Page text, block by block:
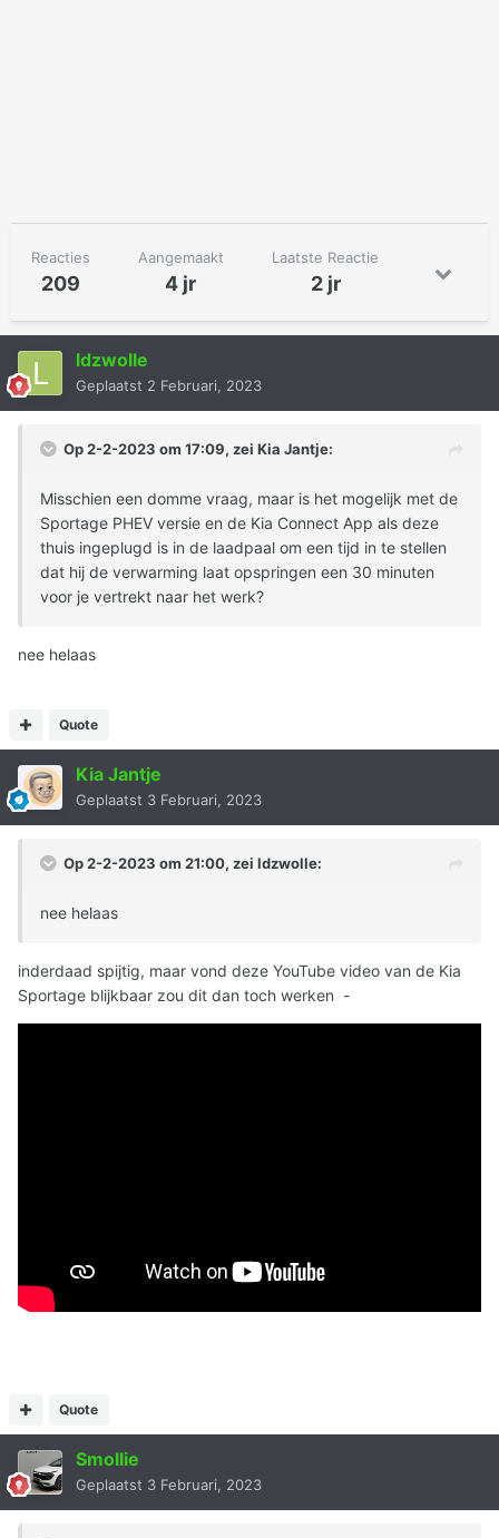
Reacties
209
Aangemaakt
4 jr
Laatste Reactie
2 jr
ldzwolle
Geplaatst 2 Februari, 2023
Op 2-2-2023 om 17:09, zei Kia Jantje:
Misschien een domme vraag, maar is het mogelijk met de
Sportage PHEV versie en de Kia Connect App als deze
thuis ingeplugd is in de laadpaal om een tijd in te stellen
dat hij de verwarming laat opspringen een 30 minuten
voor je vertrekt naar het werk?
nee helaas
Quote
Kia Jantje
Geplaatst 3 Februari, 2023
Op 2-2-2023 om 21:00, zei ldzwolle:
nee helaas
inderdaad spijtig, maar vond deze YouTube video van de Kia
Sportage blijkbaar zou dit dan toch werken -
Quote
Smollie
Geplaatst 3 Februari, 2023